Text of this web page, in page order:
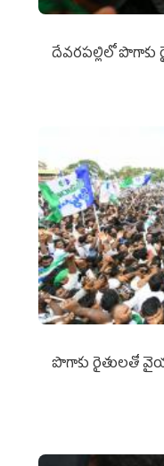
దేవరపల్లిలో
పొగాకు రైతుల‌తో